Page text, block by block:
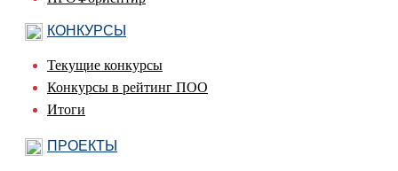
КОНКУРСЫ
Текущие конкурсы
Конкурсы в рейтинг ПОО
Итоги
ПРОЕКТЫ